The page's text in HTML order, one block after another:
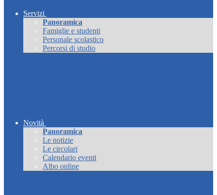
Servizi
Panoramica
Famiglie e studenti
Personale scolastico
Percorsi di studio
Novità
Panoramica
Le notizie
Le circolari
Calendario eventi
Albo online